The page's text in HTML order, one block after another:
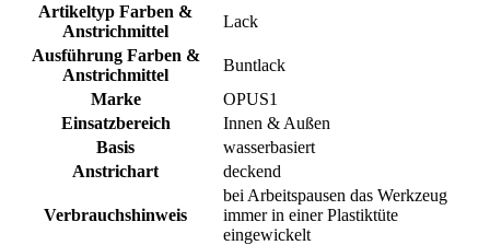
Artikeltyp Farben &
Anstrichmittel
Lack
Ausführung Farben &
Anstrichmittel
Buntlack
Marke
OPUS1
Einsatzbereich
Innen & Außen
Basis
wasserbasiert
Anstrichart
deckend
Verbrauchshinweis
bei Arbeitspausen das Werkzeug
immer in einer Plastiktüte
eingewickelt